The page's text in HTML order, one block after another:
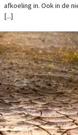
afkoeling in. Ook in de
[...]